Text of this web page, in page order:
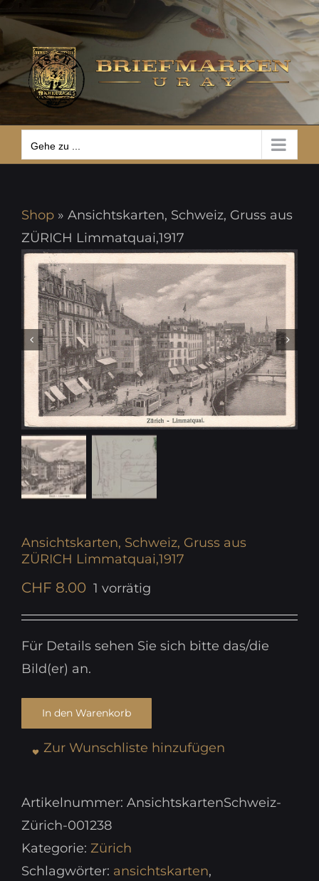
Zum
Inhalt
springen
Gehe zu ...
Gehe zu ...
Shop » Ansichtskarten, Schweiz, Gruss aus
ZÜRICH Limmatquai,1917
Ansichtskarten, Schweiz, Gruss aus
ZÜRICH Limmatquai,1917
CHF 8.00 1 vorrätig
Für Details sehen Sie sich bitte das/die
Bild(er) an.
In den Warenkorb
Zur Wunschliste hinzufügen
Artikelnummer: AnsichtskartenSchweiz-
Zürich-001238
Kategorie: Zürich
Schlagwörter: ansichtskarten,